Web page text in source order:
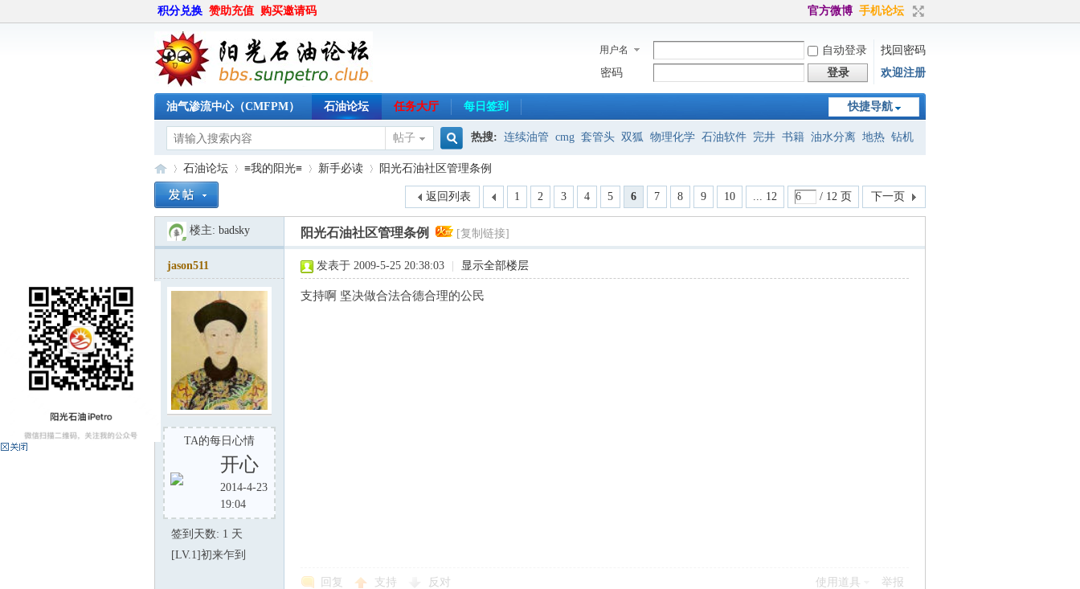
积分兑换 赞助充值 购买邀请码 官方微博 手机论坛
用户名 自动登录
找回密码
密码
登录 欢迎注册
快捷导航
油气渗流中心（CMFPM） 石油论坛 任务大厅 每日签到
帖子
搜
索
热搜: 连续油管 cmg 套管头 双狐 物理化学 石油软件 完井 书籍 油水分离 地热 钻机
射孔器材
»
石油论坛
›
≡我的阳光≡
›
新手必读
›
阳光石油社区管理条例
1 2 3 4 5 6 7 8 9 10 ... 12 / 12 页 下一页
返回列表
楼主: badsky 阳光石油社区管理条例 [复制链接]
jason511
TA的每日心情
开心
2014-4-23
19:04
签到天数: 1 天
[LV.1]初来乍到
发表于 2009-5-25 20:38:03 显示全部楼层
支持啊 坚决做合法合德合理的公民
回复 支持 反对 使用道具 举报